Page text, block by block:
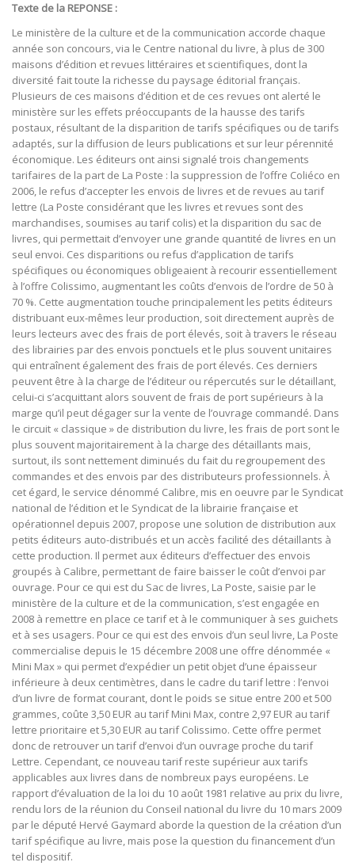
Texte de la REPONSE :
Le ministère de la culture et de la communication accorde chaque
année son concours, via le Centre national du livre, à plus de 300
maisons d’édition et revues littéraires et scientifiques, dont la
diversité fait toute la richesse du paysage éditorial français.
Plusieurs de ces maisons d’édition et de ces revues ont alerté le
ministère sur les effets préoccupants de la hausse des tarifs
postaux, résultant de la disparition de tarifs spécifiques ou de tarifs
adaptés, sur la diffusion de leurs publications et sur leur pérennité
économique. Les éditeurs ont ainsi signalé trois changements
tarifaires de la part de La Poste : la suppression de l’offre Coliéco en
2006, le refus d’accepter les envois de livres et de revues au tarif
lettre (La Poste considérant que les livres et revues sont des
marchandises, soumises au tarif colis) et la disparition du sac de
livres, qui permettait d’envoyer une grande quantité de livres en un
seul envoi. Ces disparitions ou refus d’application de tarifs
spécifiques ou économiques obligeaient à recourir essentiellement
à l’offre Colissimo, augmentant les coûts d’envois de l’ordre de 50 à
70 %. Cette augmentation touche principalement les petits éditeurs
distribuant eux-mêmes leur production, soit directement auprès de
leurs lecteurs avec des frais de port élevés, soit à travers le réseau
des librairies par des envois ponctuels et le plus souvent unitaires
qui entraînent également des frais de port élevés. Ces derniers
peuvent être à la charge de l’éditeur ou répercutés sur le détaillant,
celui-ci s’acquittant alors souvent de frais de port supérieurs à la
marge qu’il peut dégager sur la vente de l’ouvrage commandé. Dans
le circuit « classique » de distribution du livre, les frais de port sont le
plus souvent majoritairement à la charge des détaillants mais,
surtout, ils sont nettement diminués du fait du regroupement des
commandes et des envois par des distributeurs professionnels. À
cet égard, le service dénommé Calibre, mis en oeuvre par le Syndicat
national de l’édition et le Syndicat de la librairie française et
opérationnel depuis 2007, propose une solution de distribution aux
petits éditeurs auto-distribués et un accès facilité des détaillants à
cette production. Il permet aux éditeurs d’effectuer des envois
groupés à Calibre, permettant de faire baisser le coût d’envoi par
ouvrage. Pour ce qui est du Sac de livres, La Poste, saisie par le
ministère de la culture et de la communication, s’est engagée en
2008 à remettre en place ce tarif et à le communiquer à ses guichets
et à ses usagers. Pour ce qui est des envois d’un seul livre, La Poste
commercialise depuis le 15 décembre 2008 une offre dénommée «
Mini Max » qui permet d’expédier un petit objet d’une épaisseur
inférieure à deux centimètres, dans le cadre du tarif lettre : l’envoi
d’un livre de format courant, dont le poids se situe entre 200 et 500
grammes, coûte 3,50 EUR au tarif Mini Max, contre 2,97 EUR au tarif
lettre prioritaire et 5,30 EUR au tarif Colissimo. Cette offre permet
donc de retrouver un tarif d’envoi d’un ouvrage proche du tarif
Lettre. Cependant, ce nouveau tarif reste supérieur aux tarifs
applicables aux livres dans de nombreux pays européens. Le
rapport d’évaluation de la loi du 10 août 1981 relative au prix du livre,
rendu lors de la réunion du Conseil national du livre du 10 mars 2009
par le député Hervé Gaymard aborde la question de la création d’un
tarif spécifique au livre, mais pose la question du financement d’un
tel dispositif.